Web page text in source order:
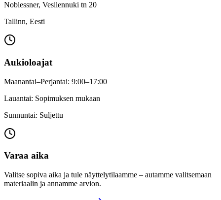
Noblessner, Vesilennuki tn 20
Tallinn, Eesti
Aukioloajat
Maanantai–Perjantai: 9:00–17:00
Lauantai: Sopimuksen mukaan
Sunnuntai: Suljettu
Varaa aika
Valitse sopiva aika ja tule näyttelytilaamme – autamme valitsemaan
materiaalin ja annamme arvion.